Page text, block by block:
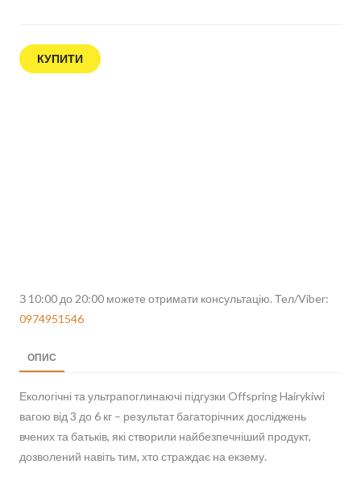
КУПИТИ
З 10:00 до 20:00 можете отримати консультацію. Тел/Viber:
0974951546
ОПИС
Екологічні та ультрапоглинаючі підгузки Offspring Hairykiwi
вагою від 3 до 6 кг – результат багаторічних досліджень
вчених та батьків, які створили найбезпечніший продукт,
дозволений навіть тим, хто страждає на екзему.